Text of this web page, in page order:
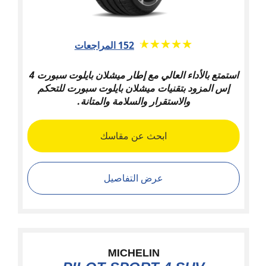
★★★★★
☆☆☆☆☆ 152 المراجعات
استمتع بالأداء العالي مع إطار ميشلان بايلوت سبورت 4
إس المزود بتقنيات ميشلان بايلوت سبورت للتحكم
والاستقرار والسلامة والمتانة.
ابحث عن مقاسك
عرض التفاصيل
MICHELIN